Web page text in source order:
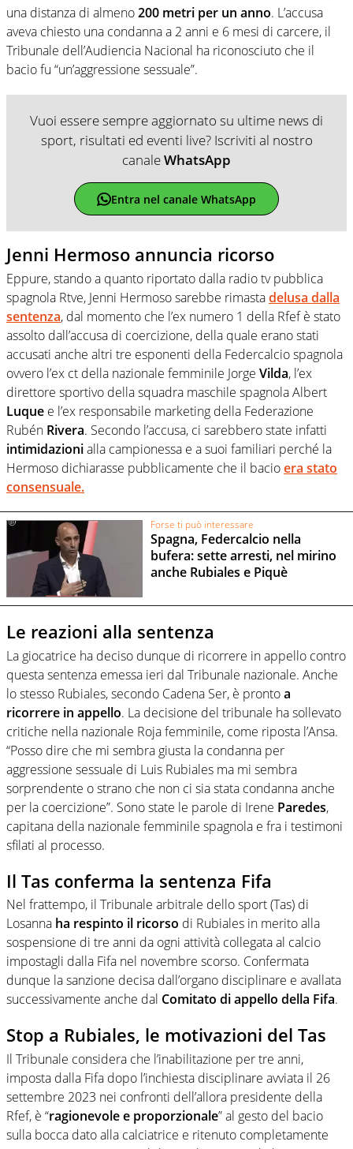
una distanza di almeno200 metri per un anno. L’accusa
aveva chiesto una condanna a 2 anni e 6 mesi di carcere, il
Tribunale dell’Audiencia Nacional ha riconosciuto che il
bacio fu “un’aggressione sessuale”.
Vuoi essere sempre aggiornato su ultime news di
sport, risultati ed eventi live? Iscriviti al nostro
canaleWhatsApp
Entra nel canale WhatsApp
Jenni Hermoso annuncia ricorso
Eppure, stando a quanto riportato dalla radio tv pubblica
spagnola Rtve, Jenni Hermoso sarebbe rimastadelusa dalla
sentenza, dal momento che l’ex numero 1 della Rfef è stato
assolto dall’accusa di coercizione, della quale erano stati
accusati anche altri tre esponenti della Federcalcio spagnola
ovvero l’ex ct della nazionale femminile Jorge Vilda, l’ex
direttore sportivo della squadra maschile spagnola Albert
Luque e l’ex responsabile marketing della Federazione
Rubén Rivera. Secondo l’accusa, ci sarebbero state infatti
intimidazionialla campionessa e a suoi familiari perché la
Hermoso dichiarasse pubblicamente che il bacioera stato
consensuale.
Forse ti può interessare
Spagna, Federcalcio nella
bufera: sette arresti, nel mirino
anche Rubiales e Piquè
Le reazioni alla sentenza
La giocatrice ha deciso dunque di ricorrere in appello contro
questa sentenza emessa ieri dal Tribunale nazionale. Anche
lo stesso Rubiales, secondo Cadena Ser, è prontoa
ricorrere in appello. La decisione del tribunale ha sollevato
critiche nella nazionale Roja femminile, come riposta l’Ansa.
“Posso dire che mi sembra giusta la condanna per
aggressione sessuale di Luis Rubiales ma mi sembra
sorprendente o strano che non ci sia stata condanna anche
per la coercizione”. Sono state le parole di Irene Paredes,
capitana della nazionale femminile spagnola e fra i testimoni
sfilati al processo.
Il Tas conferma la sentenza Fifa
Nel frattempo, il Tribunale arbitrale dello sport (Tas) di
Losanna ha respinto il ricorso di Rubiales in merito alla
sospensione di tre anni da ogni attività collegata al calcio
impostagli dalla Fifa nel novembre scorso. Confermata
dunque la sanzione decisa dall’organo disciplinare e avallata
successivamente anche dal Comitato di appello della Fifa.
Stop a Rubiales, le motivazioni del Tas
Il Tribunale considera che l’inabilitazione per tre anni,
imposta dalla Fifa dopo l’inchiesta disciplinare avviata il 26
settembre 2023 nei confronti dell’allora presidente della
Rfef, è “ragionevole e proporzionale” al gesto del bacio
sulla bocca dato alla calciatrice e ritenuto completamente